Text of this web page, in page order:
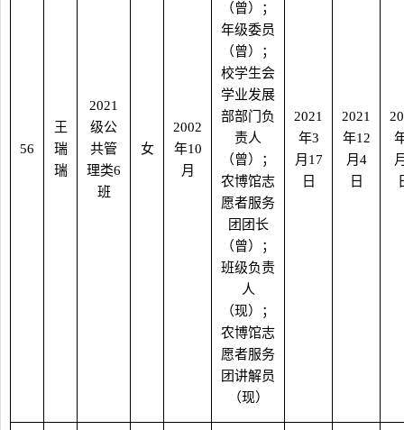
56
王
瑞
瑞
2021
级公
共管
理类6
班
女
2002
年10
月
（曾）；
年级委员
（曾）；
校学生会
学业发展
部部门负
责人
（曾）；
农博馆志
愿者服务
团团长
（曾）；
班级负责
人
（现）；
农博馆志
愿者服务
团讲解员
（现）
2021
年3
月 17
日
2021
年12
月4
日